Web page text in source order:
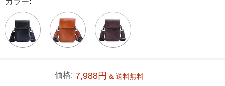
カラー:
価格: 7,988円 & 送料無料